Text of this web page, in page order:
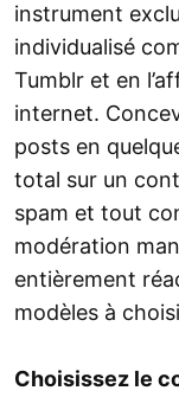
instrument
individualisé
Tumblr et en
internet.
posts en
total sur un
spam et tout
modération
entièrement
modèles à
Choisissez le